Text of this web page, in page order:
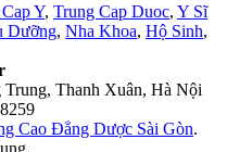
Y, Trung Cap Duoc, Y Sĩ
Dưỡng, Nha Khoa, Hộ Sinh,
Thanh Xuân, Hà Nội
Cao Đẳng Dược Sài Gòn.